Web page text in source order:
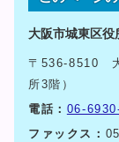
大阪市城東区
〒536-8510
所3階）
電話： 06-
ファックス：